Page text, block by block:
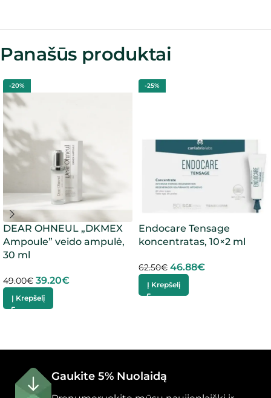
Panašūs produktai
-20%
DEAR OHNEUL „DKMEX
Ampoule” veido ampulė,
30 ml
49.00€ 39.20€
Į Krepšelį
-25%
Endocare Tensage
koncentratas, 10×2 ml
62.50€ 46.88€
Į Krepšelį
Gaukite 5% Nuolaidą